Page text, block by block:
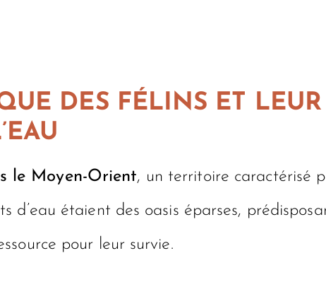
DES FÉLINS ET
le Moyen-Orient, un territoire caractérisé
d’eau étaient des oasis éparses,
pour leur survie.